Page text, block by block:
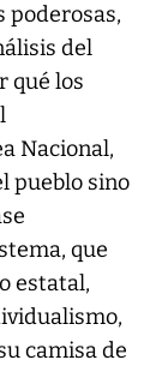
poderosas,
del
qué los
Nacional,
pueblo sino
que
estatal,
camisa de